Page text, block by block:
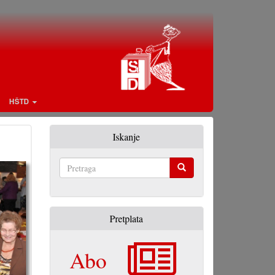
HŠTD
Iskanje
Pretplata
Abo